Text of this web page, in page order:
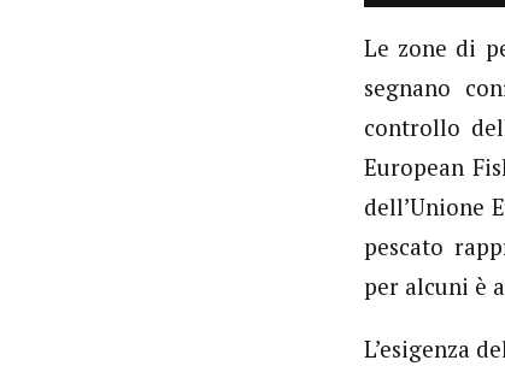
Le zone di
segnano
controllo
European
dell’Unione
pescato
per alcuni è
L’esigenza